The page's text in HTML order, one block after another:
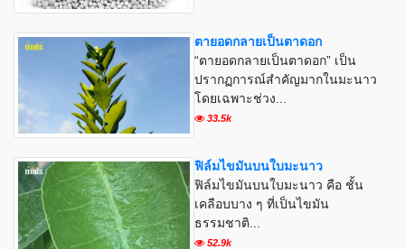
ตายอดกลายเป็นตาดอก
“ตายอดกลายเป็นตาดอก” เป็น
ปรากฏการณ์สำคัญมากในมะนาว
โดยเฉพาะช่วง...
33.5k
ฟิล์มไขมันบนใบมะนาว
ฟิล์มไขมันบนใบมะนาว คือ ชั้น
เคลือบบาง ๆ ที่เป็นไขมัน
ธรรมชาติ...
52.9k